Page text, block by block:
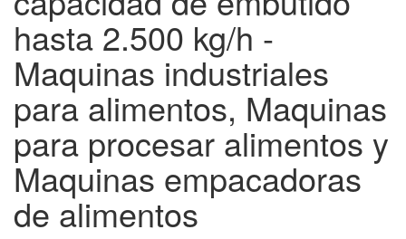
hasta 2.500 kg/h -
Maquinas industriales
para alimentos, Maquinas
para procesar alimentos y
Maquinas empacadoras
de alimentos